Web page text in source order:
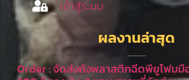
เข้าสู่ระบบ
ผลงานล่าสุด
Order : จัดส่งถังพลาสติกฉีดพียูโฟมมื